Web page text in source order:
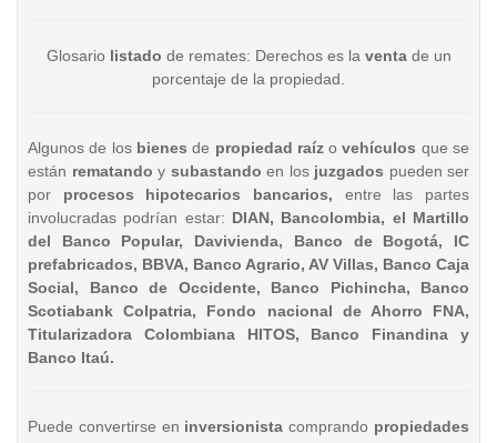
Glosario listado de remates: Derechos es la ventade un
porcentaje de la propiedad.
Algunos de los bienesde propiedad raízo vehículos que se
están rematando y subastando en los juzgados pueden ser
por procesos hipotecarios bancarios, entre las partes
involucradas podrían estar: DIAN, Bancolombia, el Martillo
del Banco Popular, Davivienda, Banco de Bogotá, IC
prefabricados, BBVA, Banco Agrario, AV Villas, Banco Caja
Social, Banco de Occidente, Banco Pichincha, Banco
Scotiabank Colpatria, Fondo nacional de Ahorro FNA,
Titularizadora Colombiana HITOS, Banco Finandina y
Banco Itaú.
Puede convertirse en inversionista comprando propiedades